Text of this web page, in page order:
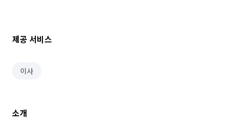
제공 서비스
이사
소개